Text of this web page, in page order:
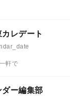
カレデート
軒で
ー編集部